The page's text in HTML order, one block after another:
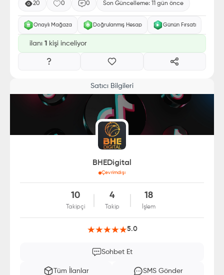
Son Güncelleme: 11 gün önce
20 0 0
Onaylı Mağaza Doğrulanmış Hesap Günün Fırsatı
ilanı 1 kişi inceliyor
Satıcı Bilgileri
BHEDigital
Çevrimdışı
10
Takipçi
4
Takip
18
İşlem
5.0
Sohbet Et
Tüm İlanlar SMS Gönder